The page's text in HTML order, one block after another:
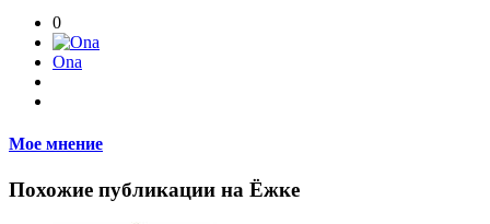
0
Ona
Мое мнение
Похожие публикации на Ёжке